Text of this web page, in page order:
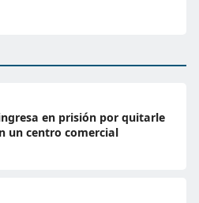
en prisión por quitarle
un centro comercial